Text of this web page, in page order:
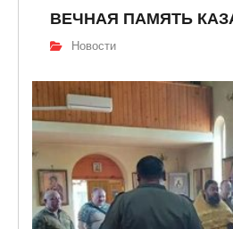
ВЕЧНАЯ ПАМЯТЬ
Новости